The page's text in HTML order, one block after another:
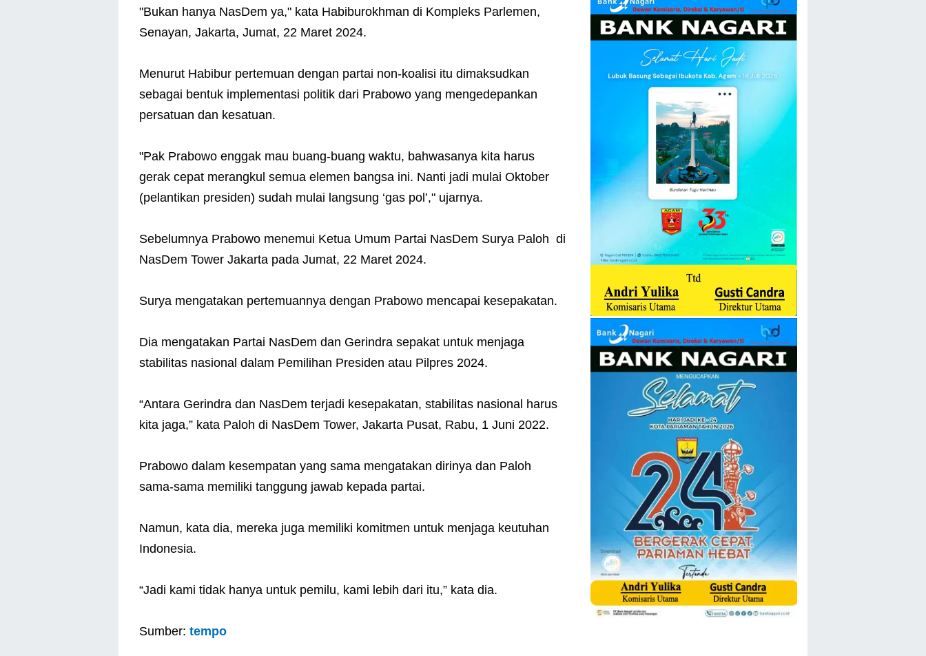
"Bukan hanya NasDem ya," kata Habiburokhman di Kompleks Parlemen,
Senayan, Jakarta, Jumat, 22 Maret 2024.
Menurut Habibur pertemuan dengan partai non-koalisi itu dimaksudkan
sebagai bentuk implementasi politik dari Prabowo yang mengedepankan
persatuan dan kesatuan.
"Pak Prabowo enggak mau buang-buang waktu, bahwasanya kita harus
gerak cepat merangkul semua elemen bangsa ini. Nanti jadi mulai Oktober
(pelantikan presiden) sudah mulai langsung ‘gas pol’," ujarnya.
Sebelumnya Prabowo menemui Ketua Umum Partai NasDem Surya Paloh di
NasDem Tower Jakarta pada Jumat, 22 Maret 2024.
Surya mengatakan pertemuannya dengan Prabowo mencapai kesepakatan.
Dia mengatakan Partai NasDem dan Gerindra sepakat untuk menjaga
stabilitas nasional dalam Pemilihan Presiden atau Pilpres 2024.
“Antara Gerindra dan NasDem terjadi kesepakatan, stabilitas nasional harus
kita jaga,” kata Paloh di NasDem Tower, Jakarta Pusat, Rabu, 1 Juni 2022.
Prabowo dalam kesempatan yang sama mengatakan dirinya dan Paloh
sama-sama memiliki tanggung jawab kepada partai.
Namun, kata dia, mereka juga memiliki komitmen untuk menjaga keutuhan
Indonesia.
“Jadi kami tidak hanya untuk pemilu, kami lebih dari itu,” kata dia.
Sumber: tempo